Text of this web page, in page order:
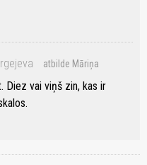
atbilde Māriņa
Diez vai viņš zin, kas ir